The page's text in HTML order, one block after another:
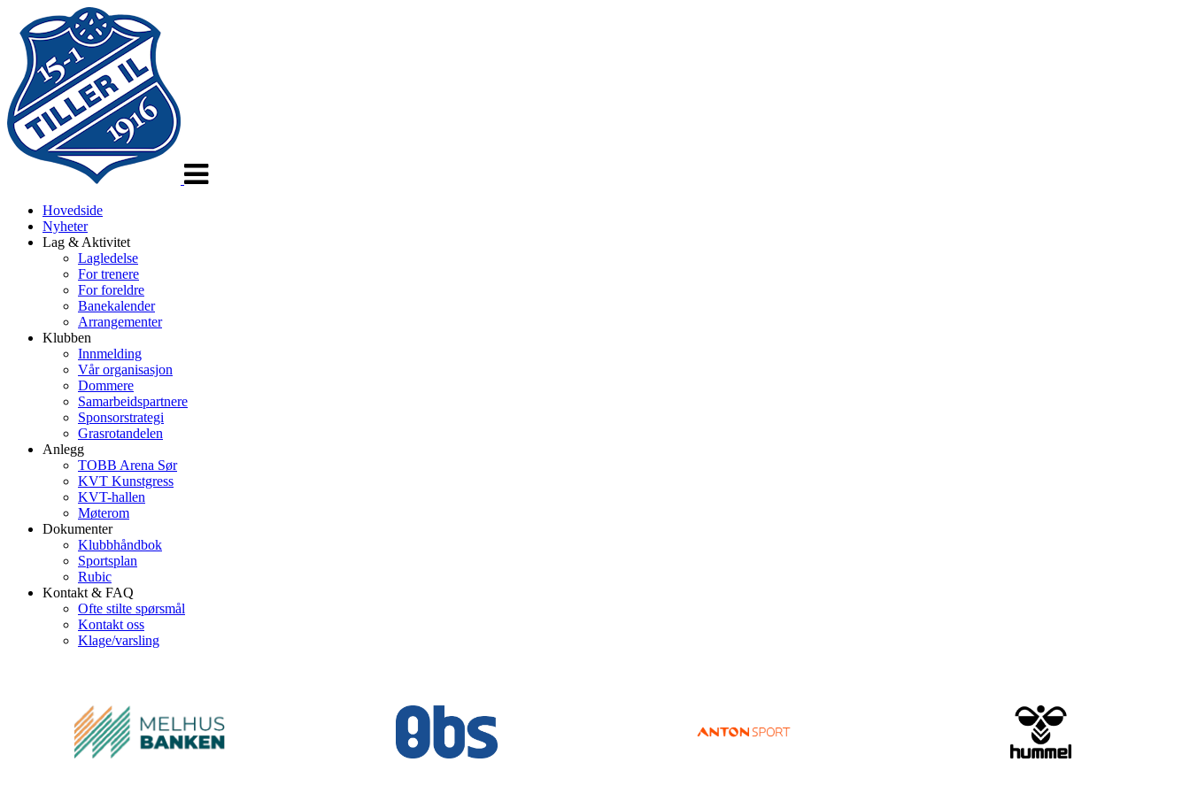
Hovedside
Nyheter
Lag & Aktivitet
Lagledelse
For trenere
For foreldre
Banekalender
Arrangementer
Klubben
Innmelding
Vår organisasjon
Dommere
Samarbeidspartnere
Sponsorstrategi
Grasrotandelen
Anlegg
TOBB Arena Sør
KVT Kunstgress
KVT-hallen
Møterom
Dokumenter
Klubbhåndbok
Sportsplan
Rubic
Kontakt & FAQ
Ofte stilte spørsmål
Kontakt oss
Klage/varsling